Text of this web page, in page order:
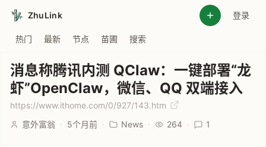
ZhuLink 登录
热门 最新 节点 苗圃 搜索
消息称腾讯内测 QClaw：一键部署“龙
虾”OpenClaw，微信、QQ 双端接入
https://www.ithome.com/0/927/143.htm
意外富翁 · 5个月前 · News · 264 · 1